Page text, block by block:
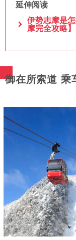
延伸阅读
伊势志摩是
摩完全攻略】
御在所索道 乘